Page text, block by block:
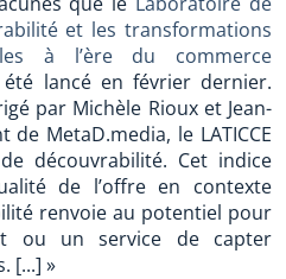
et les transformations
à l’ère du commerce
été lancé en février dernier.
par Michèle Rioux et Jean-
MetaD.media, le LATICCE
découvrabilité. Cet indice
de l’offre en contexte
renvoie au potentiel pour
ou un service de capter
[...] »